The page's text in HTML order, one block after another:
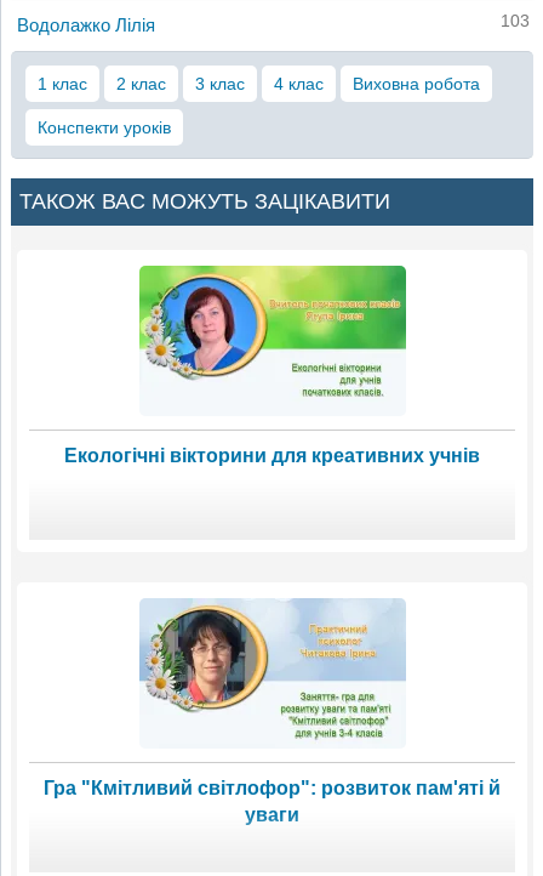
Водолажко Лілія 103
1 клас 2 клас 3 клас 4 клас Виховна робота
Конспекти уроків
ТАКОЖ ВАС МОЖУТЬ ЗАЦІКАВИТИ
Екологічні вікторини для креативних учнів
Гра "Кмітливий світлофор": розвиток пам'яті й
уваги